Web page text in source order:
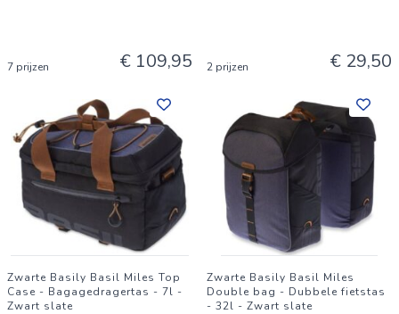
7 prijzen € 109,95 2 prijzen € 29,50
Zwarte Basily Basil Miles Top
Case - Bagagedragertas - 7l -
Zwart slate
Zwarte Basily Basil Miles
Double bag - Dubbele fietstas
- 32l - Zwart slate